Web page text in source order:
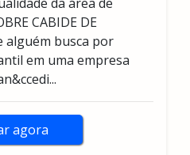
CABIDE DE
alguém busca por
em uma empresa
agora